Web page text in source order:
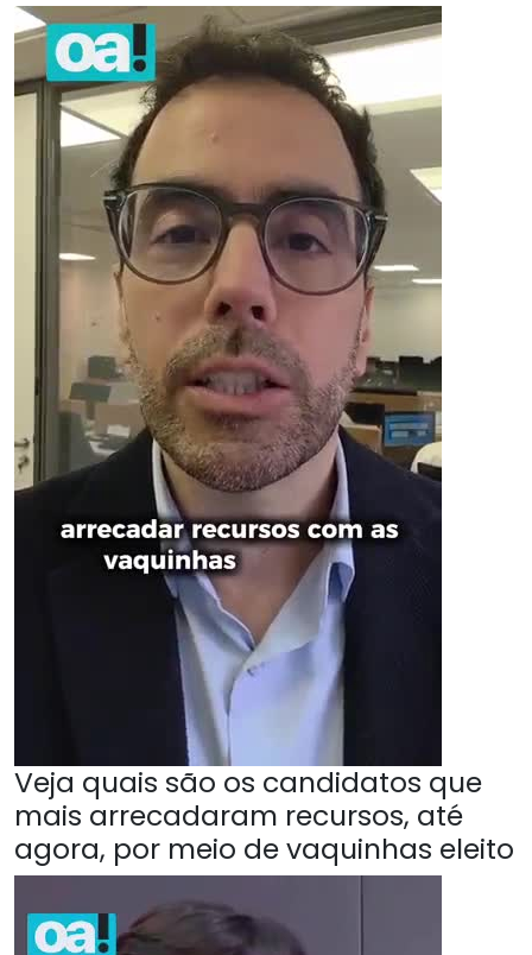
Veja quais são os candidatos que
mais arrecadaram recursos, até
agora, por meio de vaquinhas eleito